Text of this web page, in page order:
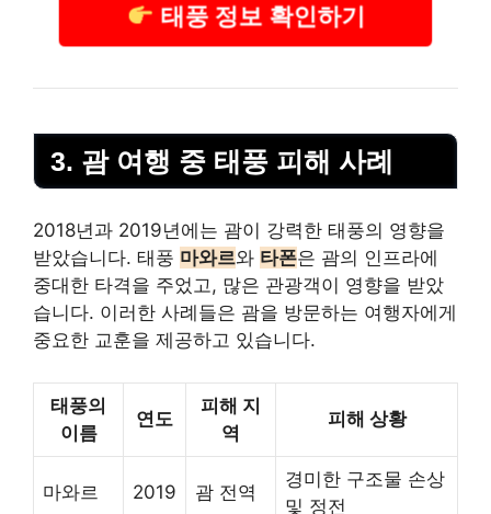
태풍 정보 확인하기
3. 괌 여행 중 태풍 피해 사례
2018년과 2019년에는 괌이 강력한 태풍의 영향을
받았습니다. 태풍 마와르와 타폰은 괌의 인프라에
중대한 타격을 주었고, 많은 관광객이 영향을 받았
습니다. 이러한 사례들은 괌을 방문하는 여행자에게
중요한 교훈을 제공하고 있습니다.
태풍의
이름
연도
피해 지
역
피해 상황
마와르 2019 괌 전역
경미한 구조물 손상
및 정전